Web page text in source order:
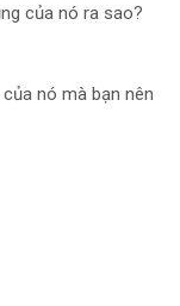
của nó ra sao?
nó mà bạn nên